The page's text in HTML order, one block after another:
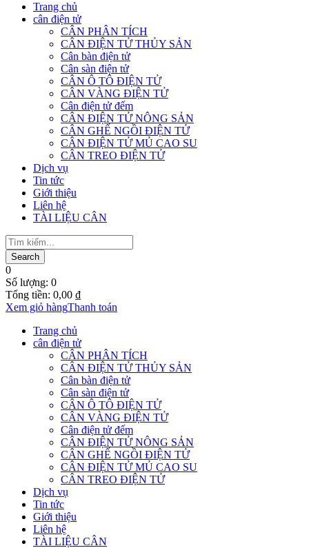
Trang chủ
cân điện tử
CÂN PHÂN TÍCH
CÂN ĐIỆN TỬ THỦY SẢN
Cân bàn điện tử
Cân sàn điện tử
CÂN Ô TÔ ĐIỆN TỬ
CÂN VÀNG ĐIỆN TỬ
Cân điện tử đếm
CÂN ĐIỆN TỬ NÔNG SẢN
CÂN GHẾ NGỒI ĐIỆN TỬ
CÂN ĐIỆN TỬ MỦ CAO SU
CÂN TREO ĐIỆN TỬ
Dịch vụ
Tin tức
Giới thiệu
Liên hệ
TÀI LIỆU CÂN
0
Số lượng: 0
Tổng tiền: 0,00 ₫
Xem giỏ hàngThanh toán
Trang chủ
cân điện tử
CÂN PHÂN TÍCH
CÂN ĐIỆN TỬ THỦY SẢN
Cân bàn điện tử
Cân sàn điện tử
CÂN Ô TÔ ĐIỆN TỬ
CÂN VÀNG ĐIỆN TỬ
Cân điện tử đếm
CÂN ĐIỆN TỬ NÔNG SẢN
CÂN GHẾ NGỒI ĐIỆN TỬ
CÂN ĐIỆN TỬ MỦ CAO SU
CÂN TREO ĐIỆN TỬ
Dịch vụ
Tin tức
Giới thiệu
Liên hệ
TÀI LIỆU CÂN